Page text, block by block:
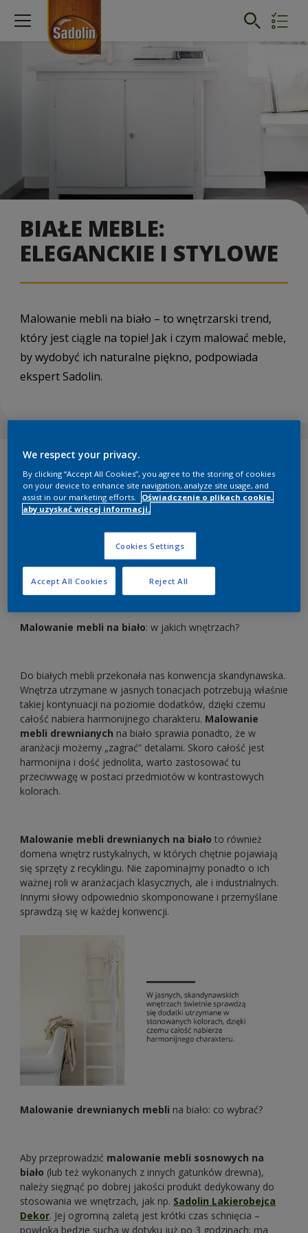
BIAŁE MEBLE:
ELEGANCKIE I STYLOWE
Malowanie mebli na biało – to wnętrzarski trend,
który jest ciągle na topie! Jak i czym malować meble,
by wydobyć ich naturalne piękno, podpowiada
ekspert Sadolin.
INSPIRACJE
POBIERZ PDF
Malowanie mebli na biało to najprostszy sposób, aby
nadać im świeżego, a przy tym bardzo modnego wyglądu.
Białe sprzęty to jeden z podstawowych elementów
przynajmniej kilku najważniejszych styli aranżacji wnętrz.
Malowanie mebli na biało: w jakich wnętrzach?
Do białych mebli przekonała nas konwencja skandynawska.
Wnętrza utrzymane w jasnych tonacjach potrzebują właśnie
takiej kontynuacji na poziomie dodatków, dzięki czemu
całość nabiera harmonijnego charakteru. Malowanie
mebli drewnianych na biało sprawia ponadto, że w
aranżacji możemy „zagrać” detalami. Skoro całość jest
harmonijna i dość jednolita, warto zastosować tu
przeciwwagę w postaci przedmiotów w kontrastowych
kolorach.
Malowanie mebli drewnianych na biało to również
domena wnętrz rustykalnych, w których chętnie pojawiają
się sprzęty z recyklingu. Nie zapominajmy ponadto o ich
ważnej roli w aranżacjach klasycznych, ale i industrialnych.
Innymi słowy odpowiednio skomponowane i przemyślane
sprawdzą się w każdej konwencji.
Malowanie drewnianych mebli na biało: co wybrać?
Aby przeprowadzić malowanie mebli sosnowych na
biało (lub też wykonanych z innych gatunków drewna),
należy sięgnąć po dobrej jakości produkt dedykowany do
stosowania we wnętrzach, jak np. Sadolin Lakierobejca
Dekor. Jej ogromną zaletą jest krótki czas schnięcia –
powłoka będzie sucha w dotyku już po 3 godzinach; ma
We respect your privacy.
By clicking “Accept All Cookies”, you agree to the storing of cookies
on your device to enhance site navigation, analyze site usage, and
assist in our marketing efforts.
Oświadczenie o plikach cookie,
aby uzyskać więcej informacji.
Cookies Settings
Reject All
Accept All Cookies